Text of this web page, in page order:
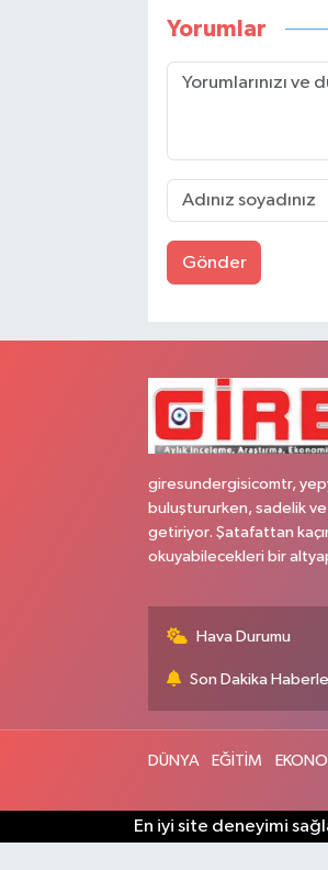
Yorumlar
Gönder
giresundergisicomtr,
buluştururken, sadelik
getiriyor. Şatafattan
okuyabilecekleri bir
Hava Durumu
Son Dakika
DÜNYA EĞİTİM
En iyi site deneyimi